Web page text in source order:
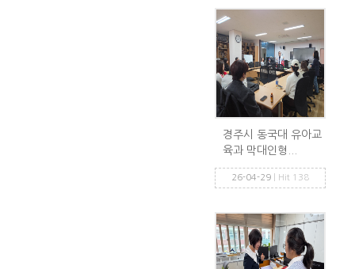
경주시 동국대 유아교
육과 막대인형...
26-04-29 | Hit 138